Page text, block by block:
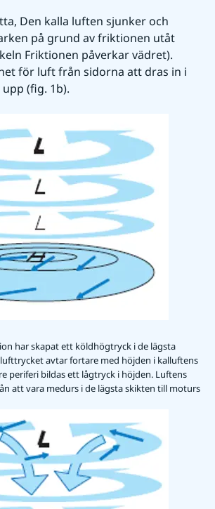
Den kalla luften sjunker och
på grund av friktionen utåt
Friktionen påverkar vädret).
för luft från sidorna att dras in i
(fig. 1b).
har skapat ett köldhögtryck i de lägsta
avtar fortare med höjden i kalluftens
periferi bildas ett lågtryck i höjden. Luftens
att vara medurs i de lägsta skikten till moturs